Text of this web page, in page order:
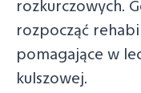
rozkurczowych.
rozpocząć
pomagające w
kulszowej.